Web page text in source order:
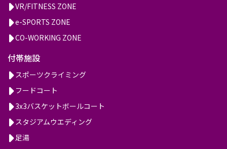
岡
山
VR/FITNESS ZONE
e-SPORTS ZONE
CO-WORKING ZONE
付帯施設
スポーツクライミング
フードコート
3x3バスケットボールコート
スタジアムウエディング
足湯